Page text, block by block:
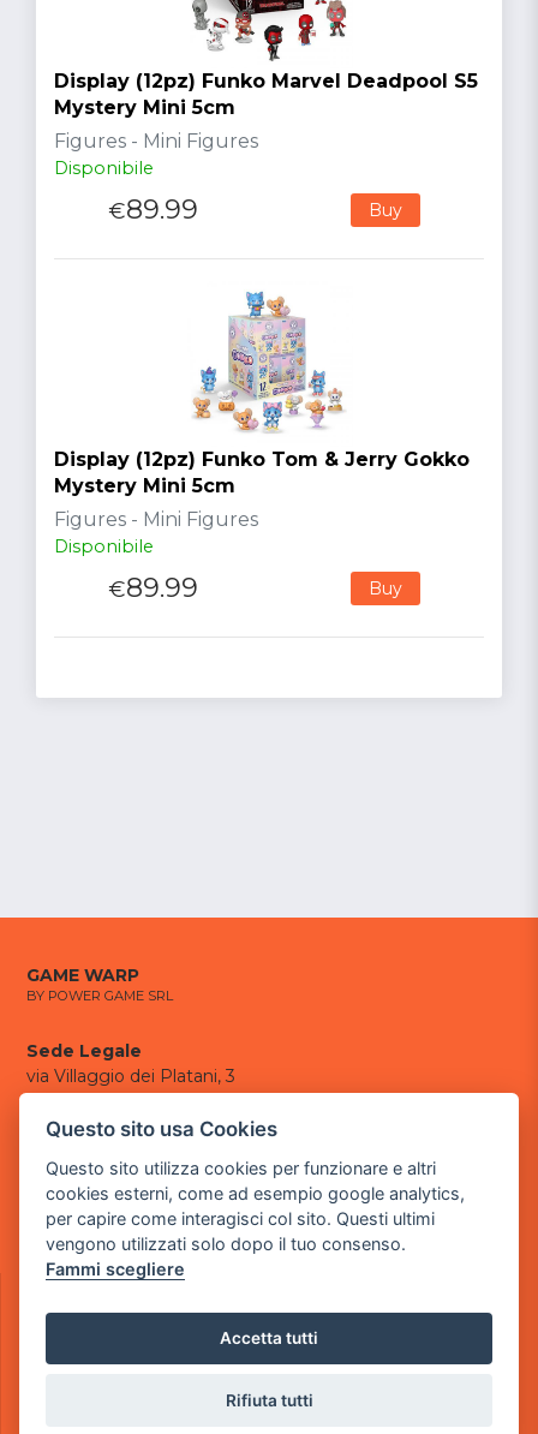
Display (12pz) Funko Marvel Deadpool S5
Mystery Mini 5cm
Figures - Mini Figures
Disponibile
€89.99 Buy
Display (12pz) Funko Tom & Jerry Gokko
Mystery Mini 5cm
Figures - Mini Figures
Disponibile
€89.99 Buy
GAME WARP
BY POWER GAME SRL
Sede Legale
via Villaggio dei Platani, 3
via Industriale, 2 - 25082 Botticino, BS
Partita iva 03308130982
Cod. SDI: USAL8PV
CONTATTI
e-mail:info@powergame.it
tel.: +39 030 336 6259
powergamesrl@legalmail.it
Questo sito usa Cookies
Questo sito utilizza cookies per funzionare e altri
cookies esterni, come ad esempio google analytics,
per capire come interagisci col sito. Questi ultimi
vengono utilizzati solo dopo il tuo consenso.
Fammi scegliere
Accetta tutti
Rifiuta tutti